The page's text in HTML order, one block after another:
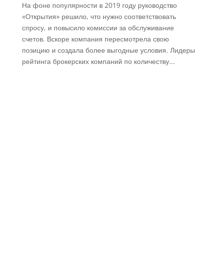
На фоне популярности в 2019 году руководство
«Открытия» решило, что нужно соответствовать
спросу, и повысило комиссии за обслуживание
счетов. Вскоре компания пересмотрела свою
позицию и создала более выгодные условия. Лидеры
рейтинга брокерских компаний по количеству...